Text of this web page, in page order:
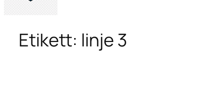
Etikett: linje 3